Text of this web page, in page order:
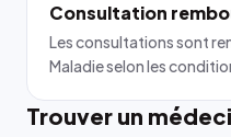
Consultation
Les consultations sont
Maladie selon les
Trouver un